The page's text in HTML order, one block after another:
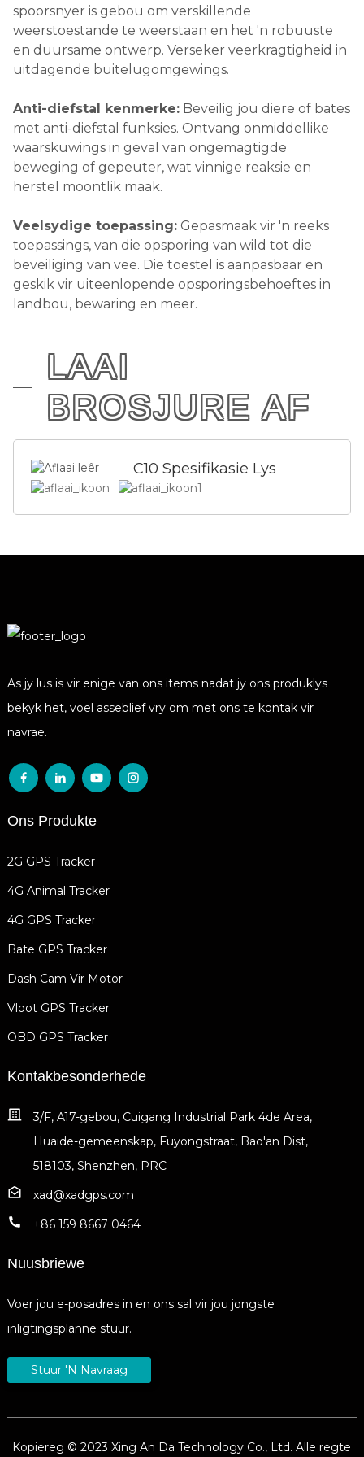
spoorsnyer is gebou om verskillende
weerstoestande te weerstaan ​​en het 'n robuuste
en duursame ontwerp. Verseker veerkragtigheid in
uitdagende buitelugomgewings.
Anti-diefstal kenmerke:Beveilig jou diere of bates
met anti-diefstal funksies. Ontvang onmiddellike
waarskuwings in geval van ongemagtigde
beweging of gepeuter, wat vinnige reaksie en
herstel moontlik maak.
Veelsydige toepassing:Gepasmaak vir 'n reeks
toepassings, van die opsporing van wild tot die
beveiliging van vee. Die toestel is aanpasbaar en
geskik vir uiteenlopende opsporingsbehoeftes in
landbou, bewaring en meer.
LAAI
BROSJURE AF
C10 Spesifikasie Lys
As jy lus is vir enige van ons items nadat jy ons produklys
bekyk het, voel asseblief vry om met ons te kontak vir
navrae.
Ons Produkte
2G GPS Tracker
4G Animal Tracker
4G GPS Tracker
Bate GPS Tracker
Dash Cam Vir Motor
Vloot GPS Tracker
OBD GPS Tracker
Kontakbesonderhede
3/F, A17-gebou, Cuigang Industrial Park 4de Area,
Huaide-gemeenskap, Fuyongstraat, Bao'an Dist,
518103, Shenzhen, PRC
xad@xadgps.com
+86 159 8667 0464
Nuusbriewe
Voer jou e-posadres in en ons sal vir jou jongste
inligtingsplanne stuur.
Stuur 'n Navraag
Kopiereg © 2023 Xing An Da Technology Co., Ltd. Alle regte